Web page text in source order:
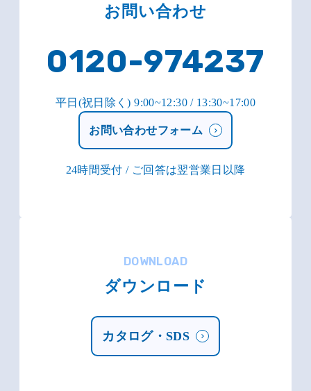
お問い合わせ
0120-974237
平日(祝日除く) 9:00~12:30 / 13:30~17:00
お問い合わせフォーム
24時間受付 / ご回答は翌営業日以降
DOWNLOAD
ダウンロード
カタログ・SDS